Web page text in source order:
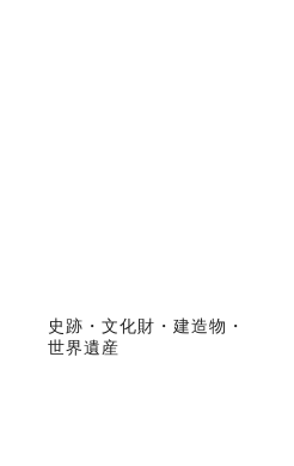
史跡・文化財・建造物・
世界遺産